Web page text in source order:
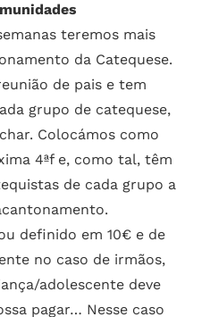
teremos mais
da Catequese.
de pais e tem
grupo de catequese,
Colocámos como
4ªf e, como tal, têm
de cada grupo a
definido em 10€ e de
no caso de irmãos,
adolescente deve
pagar… Nesse caso